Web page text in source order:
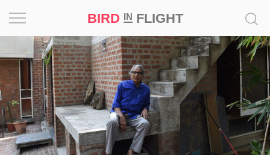
BIRD INFLIGHT